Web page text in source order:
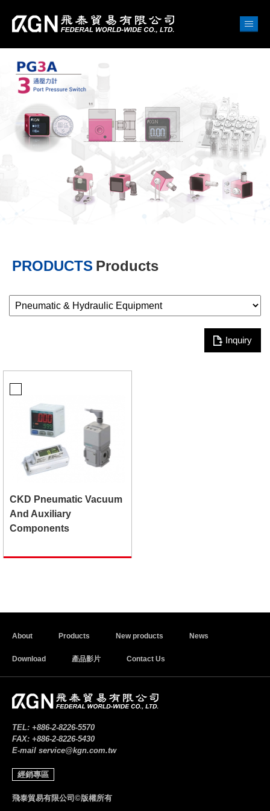
PRODUCTS Products
Inquiry
CKD Pneumatic Vacuum
And Auxiliary
Components
About Products New products News
Download 產品影片 Contact Us
TEL: +886-2-8226-5570
FAX: +886-2-8226-5430
E-mail service@kgn.com.tw
經銷專區
飛泰貿易有限公司©版權所有